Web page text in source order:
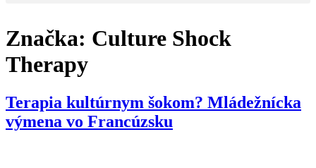
Značka: Culture Shock
Therapy
Terapia kultúrnym šokom? Mládežnícka
výmena vo Francúzsku